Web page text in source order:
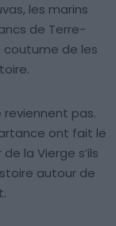
les marins
de Terre-
coutume de les
pas.
ont fait le
la Vierge s’ils
autour de